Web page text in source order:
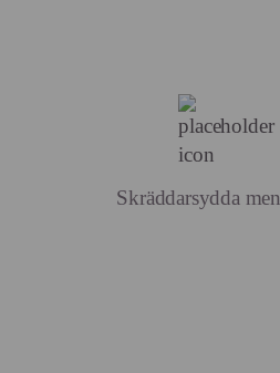
Skräddarsydda